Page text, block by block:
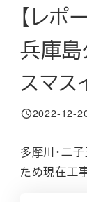
【レポ
兵庫島
スマス
投稿日
2022-12-
多摩川・二
ため現在工